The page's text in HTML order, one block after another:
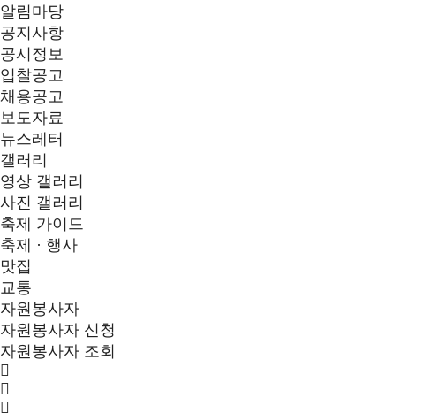
알림마당
공지사항
공시정보
입찰공고
채용공고
보도자료
뉴스레터
갤러리
영상 갤러리
사진 갤러리
축제 가이드
축제 · 행사
맛집
교통
자원봉사자
자원봉사자 신청
자원봉사자 조회